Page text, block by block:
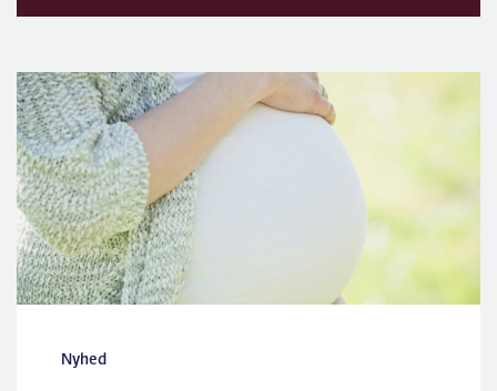
Nyhed